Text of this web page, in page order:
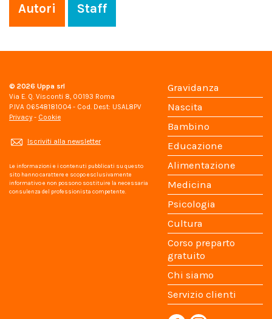
Autori Staff
© 2026 Uppa srl
Via E. Q. Visconti 8, 00193 Roma
P.IVA 06548181004 - Cod. Dest: USAL8PV
Privacy - Cookie
Iscriviti alla newsletter
Le informazioni e i contenuti pubblicati su questo
sito hanno carattere e scopo esclusivamente
informativo e non possono sostituire la necessaria
consulenza del professionista competente.
Gravidanza
Nascita
Bambino
Educazione
Alimentazione
Medicina
Psicologia
Cultura
Corso preparto
gratuito
Chi siamo
Servizio clienti